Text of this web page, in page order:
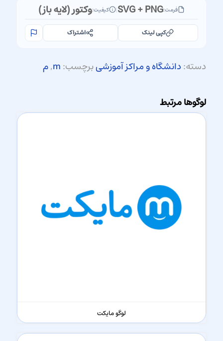
فرمت:SVG + PNG
| کیفیت:وکتور (لایه باز)
کپی لینک اشتراک
دسته:دانشگاه و مراکز آموزشیبرچسب:m
,م
لوگوها مرتبط
لوگو مایکت